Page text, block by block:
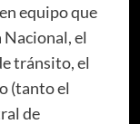
equipo que
el
tránsito, el
(tanto el
de